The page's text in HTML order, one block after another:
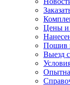
Цены и
Пошив
Выезд